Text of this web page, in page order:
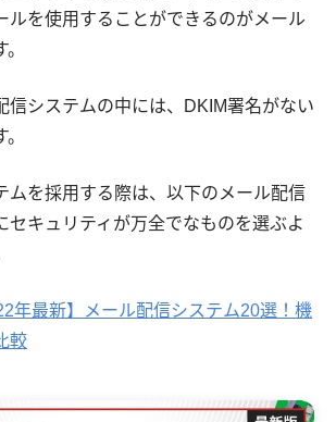
ルを使用することができるのがメール
信システムの中には、DKIM署名がない
ムを採用する際は、以下のメール配信
セキュリティが万全でなものを選ぶよ
年最新】メール配信システム20選！機
較